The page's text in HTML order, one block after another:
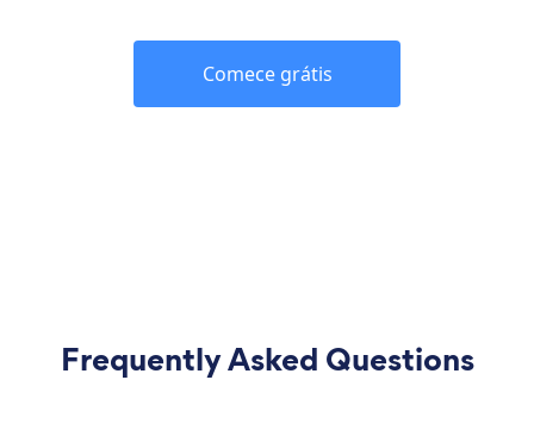
Comece grátis
Frequently Asked Questions